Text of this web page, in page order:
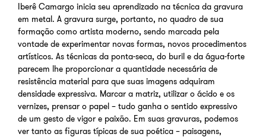
Iberê Camargo inicia seu aprendizado na técnica da gravura
em metal. A gravura surge, portanto, no quadro de sua
formação como artista moderno, sendo marcada pela
vontade de experimentar novas formas, novos procedimentos
artísticos. As técnicas da ponta-seca, do buril e da água-forte
parecem lhe proporcionar a quantidade necessária de
resistência material para que suas imagens adquiram
densidade expressiva. Marcar a matriz, utilizar o ácido e os
vernizes, prensar o papel – tudo ganha o sentido expressivo
de um gesto de vigor e paixão. Em suas gravuras, podemos
ver tanto as figuras típicas de sua poética – paisagens,